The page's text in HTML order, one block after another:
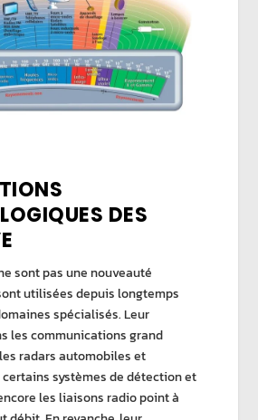
DES
sont pas une nouveauté
utilisées depuis longtemps
spécialisés. Leur
les communications grand
radars automobiles et
systèmes de détection et
les liaisons radio point à